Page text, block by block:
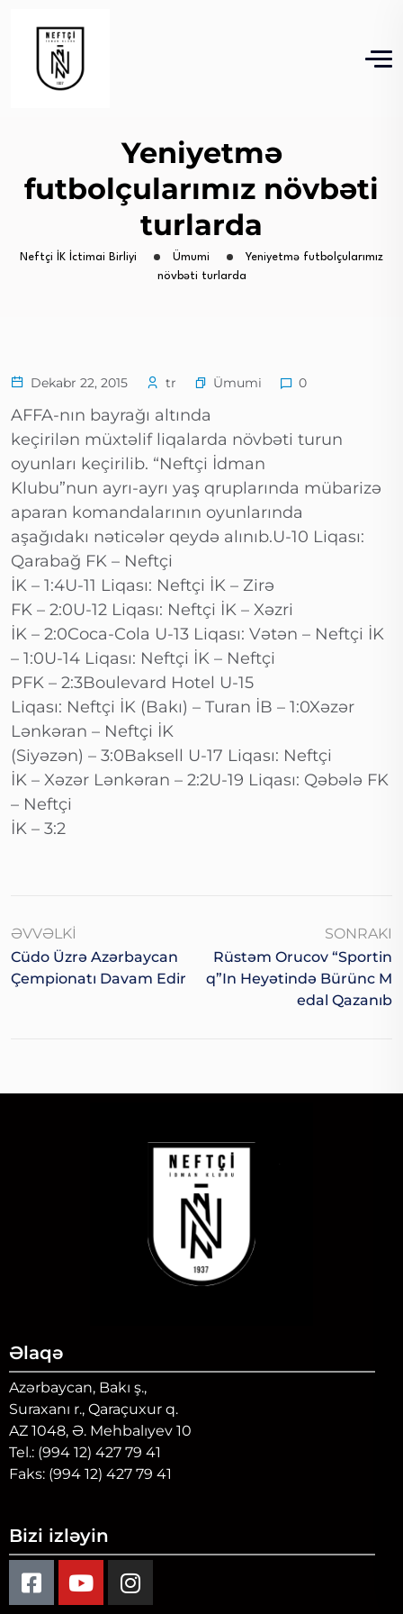
Yeniyetmə
futbolçularımız növbəti
turlarda
Neftçi İK İctimai Birliyi Ümumi
Yeniyetmə futbolçularımız
növbəti turlarda
Dekabr 22, 2015 tr Ümumi 0
AFFA-nın bayrağı altında
keçirilən müxtəlif liqalarda növbəti turun
oyunları keçirilib. “Neftçi İdman
Klubu”nun ayrı-ayrı yaş qruplarında mübarizə
aparan komandalarının oyunlarında
aşağıdakı nəticələr qeydə alınıb.U-10 Liqası:
Qarabağ FK – Neftçi
İK – 1:4U-11 Liqası: Neftçi İK – Zirə
FK – 2:0U-12 Liqası: Neftçi İK – Xəzri
İK – 2:0Coca-Cola U-13 Liqası: Vətən – Neftçi İK
– 1:0U-14 Liqası: Neftçi İK – Neftçi
PFK – 2:3Boulevard Hotel U-15
Liqası: Neftçi İK (Bakı) – Turan İB – 1:0Xəzər
Lənkəran – Neftçi İK
(Siyəzən) – 3:0Baksell U-17 Liqası: Neftçi
İK – Xəzər Lənkəran – 2:2U-19 Liqası: Qəbələ FK
– Neftçi
İK – 3:2
ƏVVƏLKI
Cüdo Üzrə Azərbaycan
Çempionatı Davam Edir
SONRAKI
Rüstəm Orucov “Sportin
Q”in Heyətində Bürünc M
Edal Qazanıb
Əlaqə
Azərbaycan, Bakı ş.,
Suraxanı r., Qaraçuxur q.
AZ 1048, Ə. Mehbalıyev 10
Tel.: (994 12) 427 79 41
Faks: (994 12) 427 79 41
Bizi izləyin